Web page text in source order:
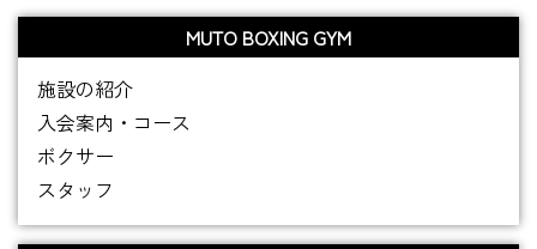
MUTO BOXING GYM
施設の紹介
入会案内・コース
ボクサー
スタッフ